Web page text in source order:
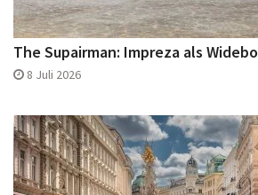
The Supairman: Impreza als
8 Juli 2026